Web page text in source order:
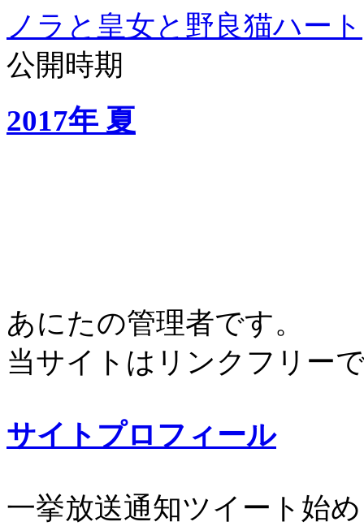
ノラと皇女と野良猫ハート
公開時期
2017年 夏
あにたの管理者です。
当サイトはリンクフリー
サイトプロフィール
一挙放送通知ツイート始